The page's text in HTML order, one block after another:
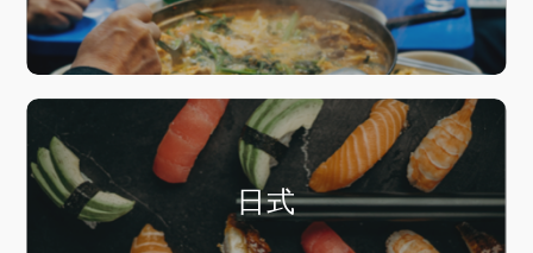
日式